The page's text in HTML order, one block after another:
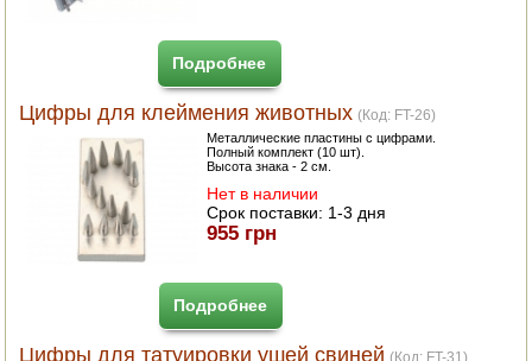
ТОВАРЫ ДЛЯ ЗИМЫ
ДЛЯ ФЕРМЕРА
ОБОРУДОВАНИЕ ДЛЯ ПЧЕЛОВОДСТВА
СРЕДСТВА ОТ ВРЕДИТЕЛЕЙ
Подробнее
Цифры для клеймения животных (Код: FT-26)
Металлические пластины с цифрами.
Полный комплект (10 шт).
Высота знака - 2 см.
Нет в наличии
Срок поставки: 1-3 дня
955 грн
Подробнее
Цифры для татуировки ушей свиней (Код: FT-31)